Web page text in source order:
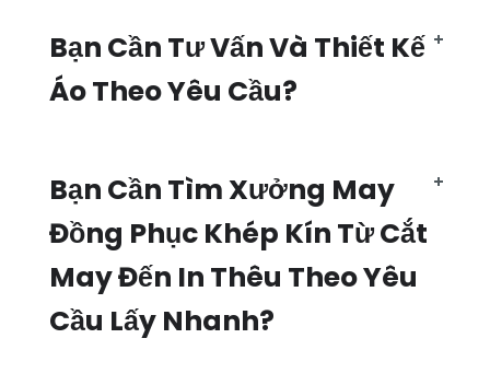
Bạn Cần Tư Vấn Và Thiết Kế
Áo Theo Yêu Cầu?
Bạn Cần Tìm Xưởng May
Đồng Phục Khép Kín Từ Cắt
May Đến In Thêu Theo Yêu
Cầu Lấy Nhanh?